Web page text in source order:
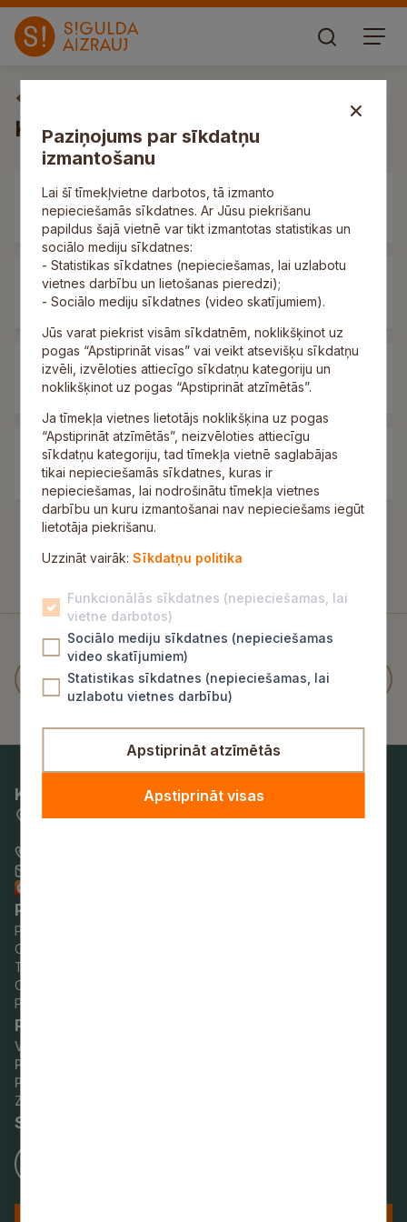
Konsultatīvās padomes
Jaunatnes lietu konsultatīvā
padome
Kultūras konsultatīvā padome
Reliģisko lietu konsultatīvā
padome
Uzņēmēju konsultatīvā padome
Kontaktinformācija
Pils iela 16, Sigulda,
Pašvaldības darba laiks
Pirmdien:
Otrdien:
Trešdien:
Ceturtdien:
Piektdien:
Par vietni
Vietnes karte
Privātuma politika
Piekļūstamības paziņojums
Ziņot KNAB
Seko mums
Paziņojums par sīkdatņu
izmantošanu
Lai šī tīmekļvietne darbotos, tā izmanto
nepieciešamās sīkdatnes. Ar Jūsu piekrišanu
papildus šajā vietnē var tikt izmantotas statistikas un
sociālo mediju sīkdatnes:
- Statistikas sīkdatnes (nepieciešamas, lai uzlabotu
vietnes darbību un lietošanas pieredzi);
- Sociālo mediju sīkdatnes (video skatījumiem).
Jūs varat piekrist visām sīkdatnēm, noklikšķinot uz
pogas “Apstiprināt visas” vai veikt atsevišķu sīkdatņu
izvēli, izvēloties attiecīgo sīkdatņu kategoriju un
noklikšķinot uz pogas “Apstiprināt atzīmētās”.
Ja tīmekļa vietnes lietotājs noklikšķina uz pogas
“Apstiprināt atzīmētās”, neizvēloties attiecīgu
sīkdatņu kategoriju, tad tīmekļa vietnē saglabājas
tikai nepieciešamās sīkdatnes, kuras ir
nepieciešamas, lai nodrošinātu tīmekļa vietnes
darbību un kuru izmantošanai nav nepieciešams iegūt
lietotāja piekrišanu.
Uzzināt vairāk:Sīkdatņu politika
Funkcionālās sīkdatnes (nepieciešamas, lai
vietne darbotos)
Sociālo mediju sīkdatnes (nepieciešamas
video skatījumiem)
Statistikas sīkdatnes (nepieciešamas, lai
uzlabotu vietnes darbību)
Apstiprināt atzīmētās
Apstiprināt visas